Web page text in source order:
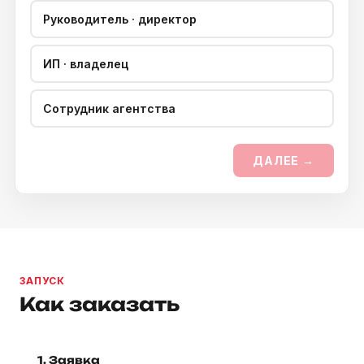
Руководитель · директор
ИП · владелец
Сотрудник агентства
ДАЛЕЕ →
ЗАПУСК
Как заказать
1. Заявка